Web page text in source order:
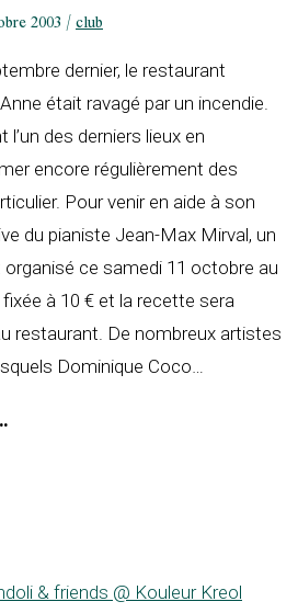
2003/club
dernier, le restaurant
était ravagé par un incendie.
l’un des derniers lieux en
encore régulièrement des
Pour venir en aide à son
du pianiste Jean-Max Mirval, un
organisé ce samedi 11 octobre au
fixée à 10 € et la recette sera
restaurant. De nombreux artistes
Dominique Coco…
& friends @ Kouleur Kreol